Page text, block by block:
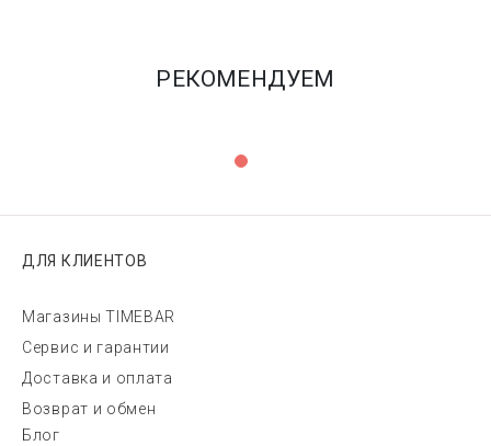
РЕКОМЕНДУЕМ
ДЛЯ КЛИЕНТОВ
Магазины TIMEBAR
Сервис и гарантии
Доставка и оплата
Возврат и обмен
Блог